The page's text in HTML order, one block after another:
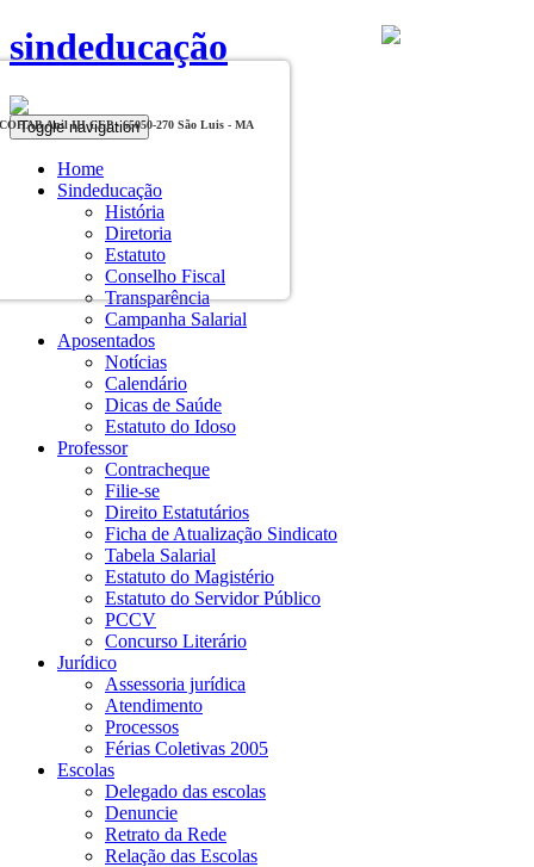
sindeducação
Toggle navigation
Home
Sindeducação
História
Diretoria
Estatuto
Conselho Fiscal
Transparência
Campanha Salarial
Aposentados
Notícias
Calendário
Dicas de Saúde
Estatuto do Idoso
Professor
Contracheque
Filie-se
Direito Estatutários
Ficha de Atualização Sindicato
Tabela Salarial
Estatuto do Magistério
Estatuto do Servidor Público
PCCV
Concurso Literário
Jurídico
Assessoria jurídica
Atendimento
Processos
Férias Coletivas 2005
Escolas
Delegado das escolas
Denuncie
Retrato da Rede
Relação das Escolas
COHAB Anil III CEP - 65050-270 São Luis - MA